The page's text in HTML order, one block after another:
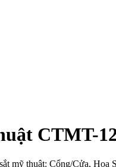
CTMT-
mỹ thuật: Cổng/Cửa,